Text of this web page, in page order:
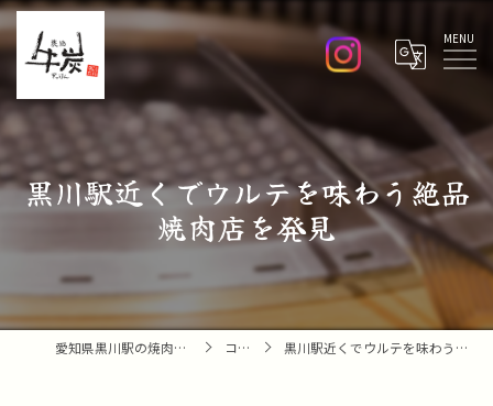
Menu
黒川駅近くでウルテを味わう絶品
焼肉店を発見
愛知県黒川駅の焼肉なら焼肉 牛炭 コラム 黒川駅近くでウルテを味わう絶品焼肉店を発見